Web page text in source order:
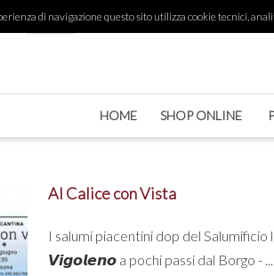
di navigazione questo sito utilizza cookie tecnici,
HOME SHOP ONLINE
Al Calice con Vista
I salumi piacentini dop del
𝙑𝙞𝙜𝙤𝙡𝙚𝙣𝙤 a pochi passi dal Borgo - ...